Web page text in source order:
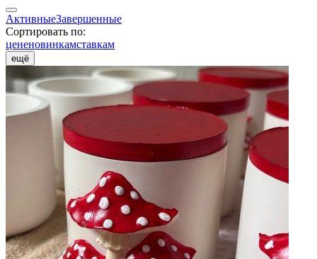
АктивныеЗавершенные
Сортировать по:
цененовинкамставкам
ещё